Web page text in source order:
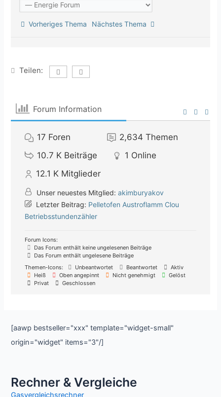
Vorheriges Thema Nächstes Thema
Teilen:
Forum Information
17 Foren 2,634 Themen
10.7 K Beiträge 1 Online
12.1 K Mitglieder
Unser neuestes Mitglied:akimburyakov
Letzter Beitrag: Pelletofen Austroflamm Clou
Betriebsstundenzähler
Forum Icons:
Das Forum enthält keine ungelesenen Beiträge
Das Forum enthält ungelesene Beiträge
Themen-Icons:
Unbeantwortet Beantwortet
Aktiv
Heiß
Oben angepinnt Nicht genehmigt
Gelöst
Privat
Geschlossen
[aawp bestseller="xxx" template="widget-small"
origin="widget" items="3"/]
Rechner & Vergleiche
Gasvergleichsrechner